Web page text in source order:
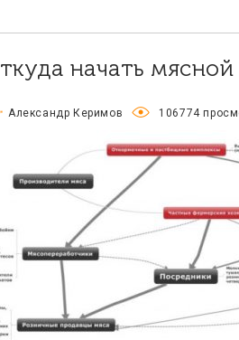
Откуда начать
Александр Керимов 106774